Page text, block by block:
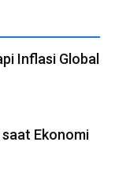
Inflasi Global
Ekonomi